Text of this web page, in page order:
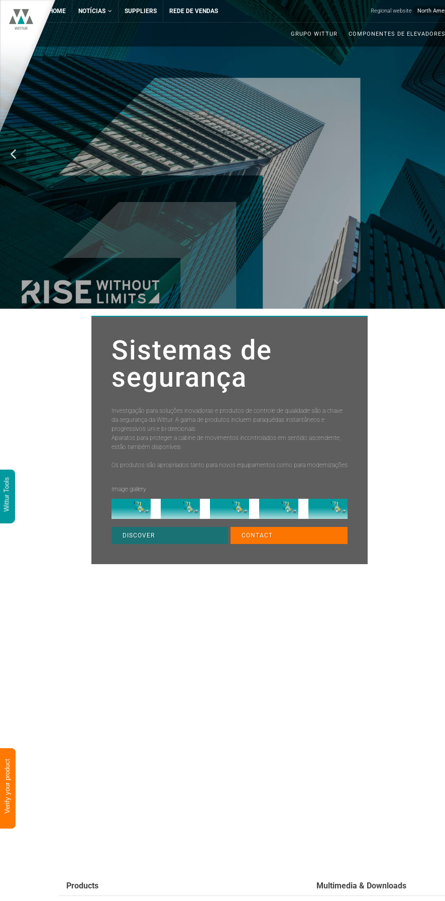
Wittur Tools
Verify your product
HOME NOTÍCIAS SUPPLIERS REDE DE VENDAS Regional website
GRUPO WITTUR COMPONENTES DE ELEVADORES
Sistemas de
segurança
Investigação para soluções inovadoras e produtos de controle de qualidade são a chave
da segurança da Wittur. A gama de produtos incluem paraquédas instantâneos e
progressivos uni e bi-direcionais
Aparatos para proteger a cabine de movimentos incontrolados em sentido ascendente,
estão também disponíveis
Os produtos são apropriados tanto para novos equipamentos como para modernizações
Image gallery
DISCOVER CONTACT
Products Multimedia & Downloads